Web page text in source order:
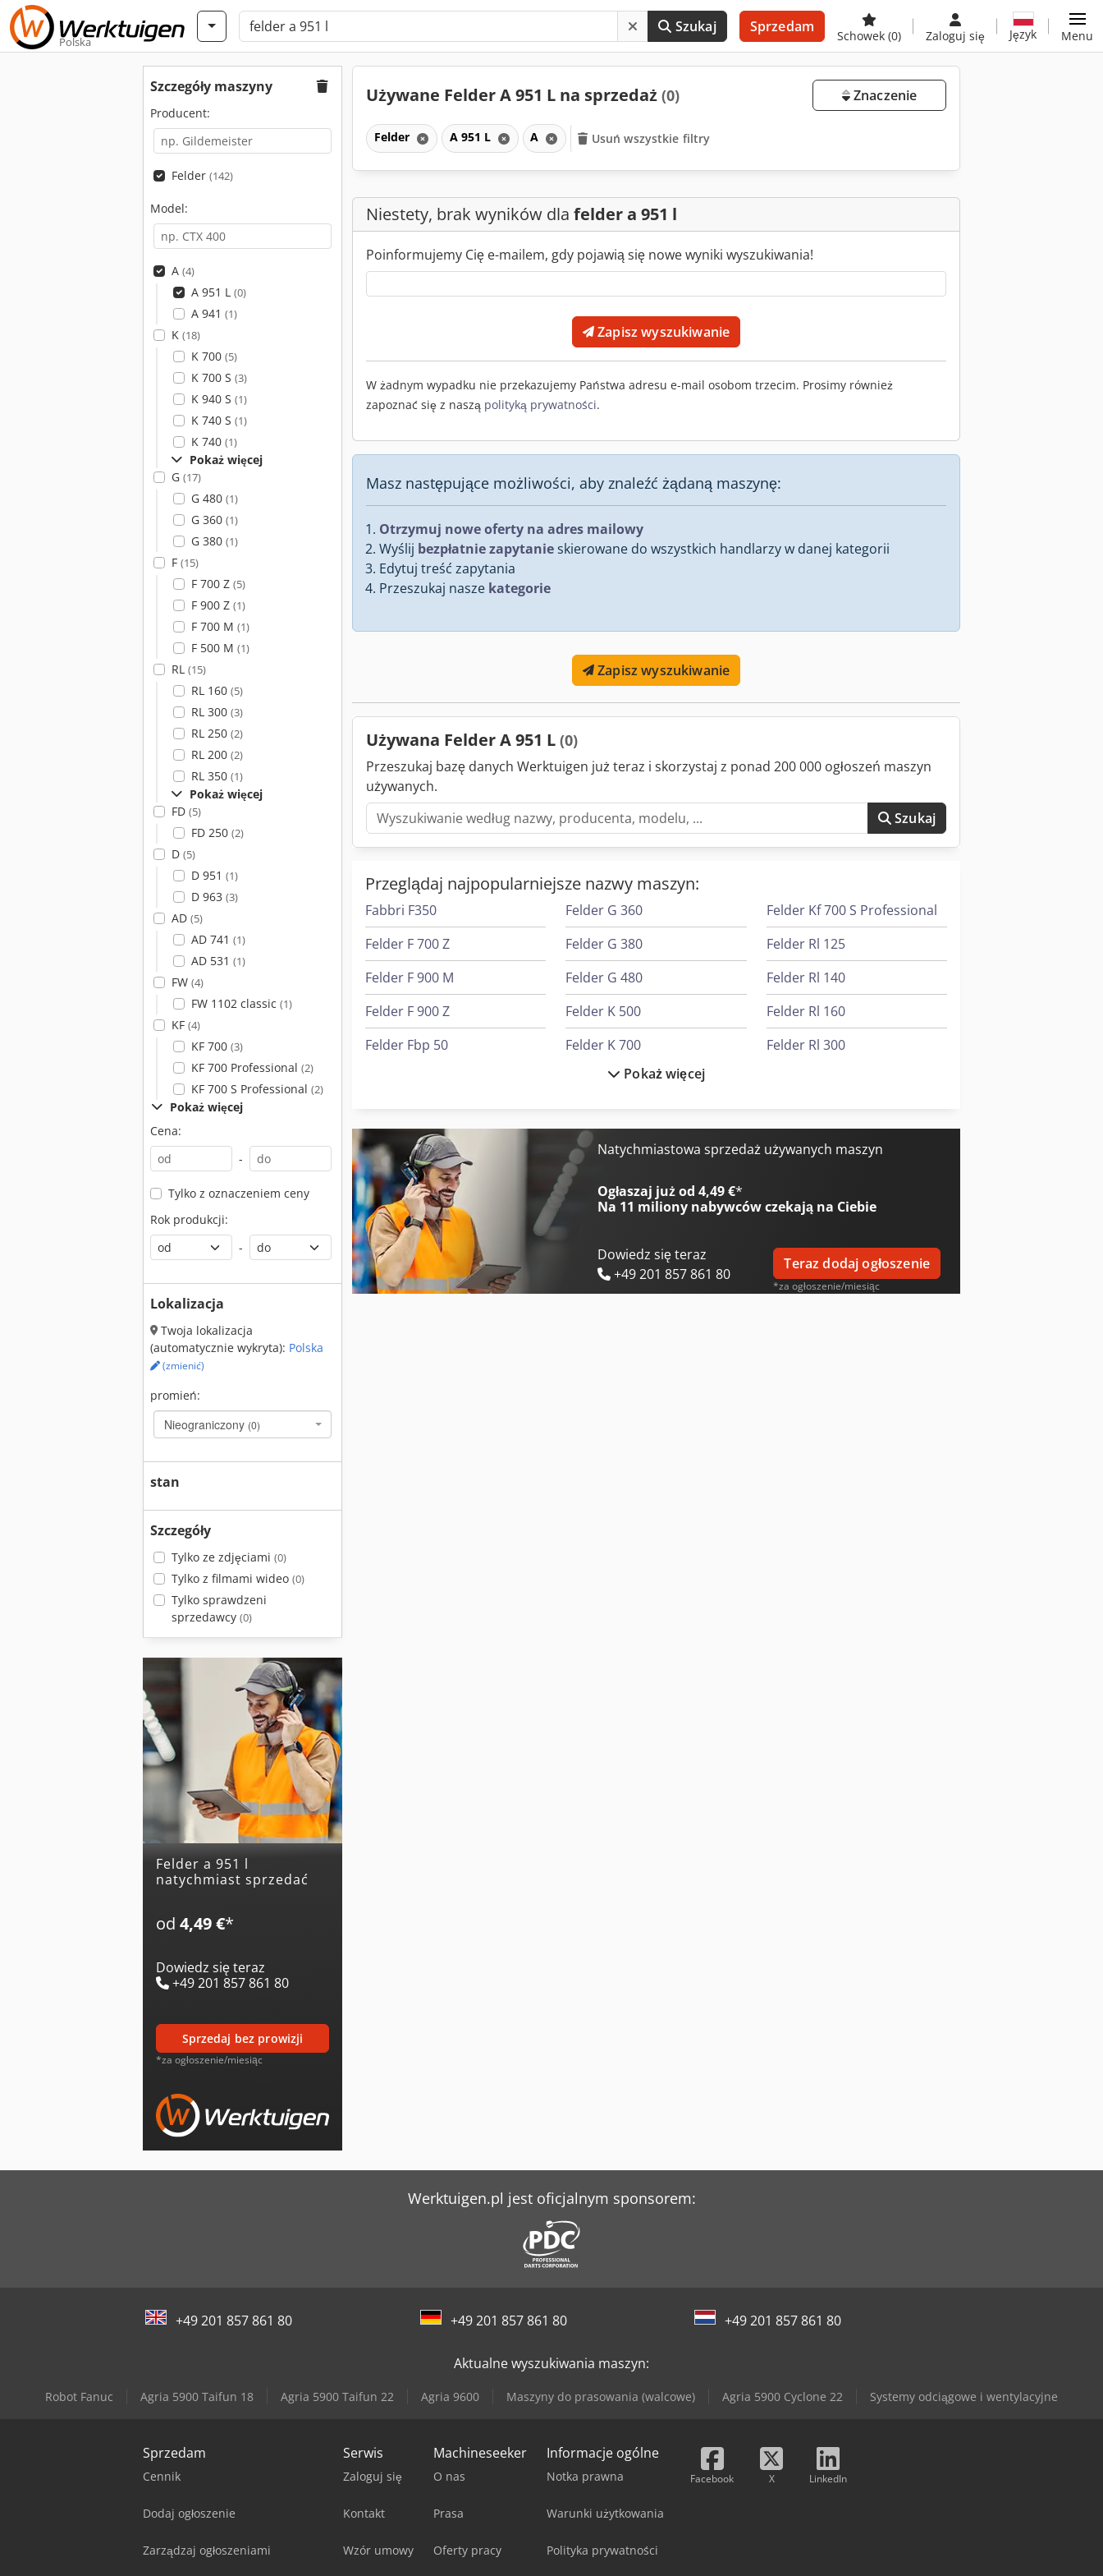
Polska
Szukaj Sprzedam
Schowek (0) Zaloguj się Język Menu
Szczegóły maszyny
Producent:
Felder (142)
Model:
A (4)
A 951 L (0)
A 941 (1)
K (18)
K 700 (5)
K 700 S (3)
K 940 S (1)
K 740 S (1)
K 740 (1)
Pokaż więcej
G (17)
G 480 (1)
G 360 (1)
G 380 (1)
F (15)
F 700 Z (5)
F 900 Z (1)
F 700 M (1)
F 500 M (1)
RL (15)
RL 160 (5)
RL 300 (3)
RL 250 (2)
RL 200 (2)
RL 350 (1)
Pokaż więcej
FD (5)
FD 250 (2)
D (5)
D 951 (1)
D 963 (3)
AD (5)
AD 741 (1)
AD 531 (1)
FW (4)
FW 1102 classic (1)
KF (4)
KF 700 (3)
KF 700 Professional (2)
KF 700 S Professional (2)
Pokaż więcej
Cena:
-
Tylko z oznaczeniem ceny
Rok produkcji:
-
Lokalizacja
Twoja lokalizacja
(automatycznie wykryta): Polska
(zmienić)
promień:
Nieograniczony (0)
stan
Szczegóły
Tylko ze zdjęciami (0)
Tylko z filmami wideo (0)
Tylko sprawdzeni
sprzedawcy (0)
felder a 951 l
natychmiast sprzedać
od 4,49 €*
Dowiedz się teraz
+49 201 857 861 80
sprzedaj bez prowizji
*za ogłoszenie/miesiąc
Używane Felder A 951 L na sprzedaż (0) Znaczenie
Felder A 951 L A Usuń wszystkie filtry
Niestety, brak wyników dla felder a 951 l
Poinformujemy Cię e-mailem, gdy pojawią się nowe wyniki wyszukiwania!
Zapisz wyszukiwanie
W żadnym wypadku nie przekazujemy Państwa adresu e-mail osobom trzecim. Prosimy również
zapoznać się z naszą polityką prywatności.
Masz następujące możliwości, aby znaleźć żądaną maszynę:
Otrzymuj nowe oferty na adres mailowy
Wyślij bezpłatnie zapytanieskierowane do wszystkich handlarzy w danej kategorii
Edytuj treść zapytania
Przeszukaj nasze kategorie
Zapisz wyszukiwanie
Używana Felder A 951 L (0)
Przeszukaj bazę danych Werktuigen już teraz i skorzystaj z ponad 200 000 ogłoszeń maszyn
używanych.
Szukaj
Przeglądaj najpopularniejsze nazwy maszyn:
Fabbri F350
Felder F 700 Z
Felder F 900 M
Felder F 900 Z
Felder Fbp 50
Felder Fs 722
Felder Fw 1102 Classic
Felder G 360
Felder G 380
Felder G 480
Felder K 500
Felder K 700
Felder K 700 S
Felder Kf 700
Felder Kf 700 Professional
Felder Kf 700 S Professional
Felder Rl 125
Felder Rl 140
Felder Rl 160
Felder Rl 300
Pokaż więcej
Natychmiastowa sprzedaż używanych maszyn
Ogłaszaj już od 4,49 €*
Na 11 miliony nabywcówczekają na Ciebie
Dowiedz się teraz
+49 201 857 861 80
Teraz dodaj ogłoszenie
*za ogłoszenie/miesiąc
Werktuigen.pl jest oficjalnym sponsorem:
+49 201 857 861 80 +49 201 857 861 80 +49 201 857 861 80
Aktualne wyszukiwania maszyn:
Robot Fanuc Agria 5900 Taifun 18 Agria 5900 Taifun 22 Agria 9600 Maszyny do prasowania (walcowe) Agria 5900 Cyclone 22 Systemy odciągowe i wentylacyjne
Sprzedam
Cennik
Dodaj ogłoszenie
Zarządzaj ogłoszeniami
Serwis
Zaloguj się
Kontakt
Wzór umowy
Machineseeker
O nas
Prasa
Oferty pracy
Informacje ogólne
Notka prawna
Warunki użytkowania
Polityka prywatności
Facebook X LinkedIn